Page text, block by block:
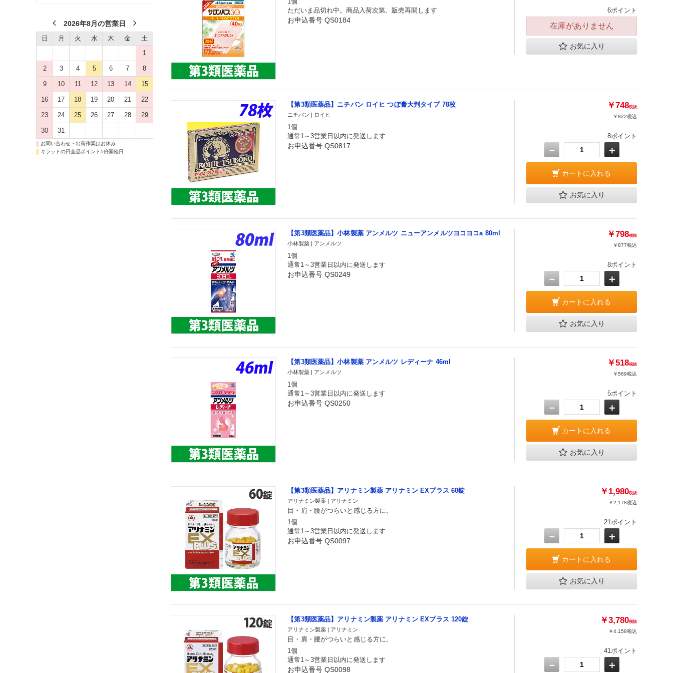
2026年8月の営業日
日 月 火 水 木 金
土
1
2 3 4 5 6 7 8
9 10 11 12 13 14 15
16 17 18 19 20 21 22
23 24 25 26 27 28 29
30 31
お問い合わせ・出荷作業はお休み
キラットの日全品ポイント5倍開催日
ただいま品切れ中。商品入荷次第、販売再開します
お申込番号 QS0184
6ポイント
在庫がありません
お気に入り
【第3類医薬品】ニチバン ロイヒ つぼ膏大判タイプ 78枚
ニチバン | ロイヒ
1個
通常1～3営業日以内に発送します
お申込番号 QS0817
￥748税抜
￥822税込
8ポイント
－ ＋
カートに入れる
お気に入り
【第3類医薬品】小林製薬 アンメルツ ニューアンメルツヨコヨコa 80ml
小林製薬 | アンメルツ
1個
通常1～3営業日以内に発送します
お申込番号 QS0249
￥798税抜
￥877税込
8ポイント
－ ＋
カートに入れる
お気に入り
【第3類医薬品】小林製薬 アンメルツ レディーナ 46ml
小林製薬 | アンメルツ
1個
通常1～3営業日以内に発送します
お申込番号 QS0250
￥518税抜
￥569税込
5ポイント
－ ＋
カートに入れる
お気に入り
【第3類医薬品】アリナミン製薬 アリナミン EXプラス 60錠
アリナミン製薬 | アリナミン
目・肩・腰がつらいと感じる方に。
1個
通常1～3営業日以内に発送します
お申込番号 QS0097
￥1,980税抜
￥2,178税込
21ポイント
－ ＋
カートに入れる
お気に入り
【第3類医薬品】アリナミン製薬 アリナミン EXプラス 120錠
アリナミン製薬 | アリナミン
目・肩・腰がつらいと感じる方に。
1個
通常1～3営業日以内に発送します
お申込番号 QS0098
￥3,780税抜
￥4,158税込
41ポイント
－ ＋